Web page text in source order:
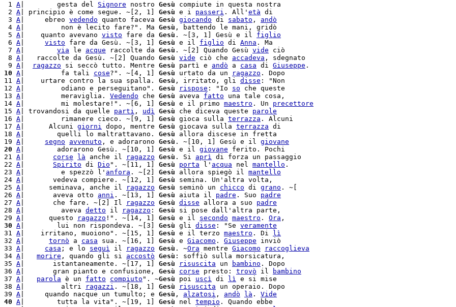
1 A |        gesta del Signore nostro Gesù compiute in questa nostra
2 A | principio è come segue. ~[2, 1] Gesù e i passeri . All' età di
3 A |     ebreo vedendo quanto faceva Gesù giocando di sabato , andò
4 A |         non è lecito fare?". Ma Gesù , battendo le mani, gridò
5 A |    quanto avevano visto fare da Gesù . ~[3, 1] Gesù e il figlio
6 A visto fare da Gesù. ~[3, 1] Gesù e il figlio di Anna . Ma
7 A via le acque raccolte da Gesù . ~[2] Quando Gesù vide ciò
8 A |   raccolte da Gesù. ~[2] Quando Gesù vide ciò che accadeva , sdegnato
9 A ragazzo si seccò tutto. Mentre Gesù partì e andò a casa di Giuseppe
10 A |         fa tali cose?". ~[4, 1] Gesù urtato da un ragazzo . Dopo
11 A |    urtare contro la sua spalla. Gesù , irritato, gli disse : "Non
12 A |         odiano e perseguitano". Gesù rispose : "Io so che queste
13 A |         meraviglia. Vedendo che Gesù aveva fatto una tale cosa,
14 A |         mi molestare!". ~[6, 1] Gesù e il primo maestro . Un precettore
15 A | trovandosi da quelle parti , udì Gesù che diceva queste parole
16 A |         rimanere cieco. ~[9, 1] Gesù gioca sulla terrazza . Alcuni
17 A |      Alcuni giorni dopo, mentre Gesù giocava sulla terrazza di
18 A |        quelli lo maltrattavano. Gesù allora discese in fretta
19 A segno avvenuto , e adorarono Gesù . ~[10, 1] Gesù e il giovane
20 A |        adorarono Gesù. ~[10, 1] Gesù e il giovane ferito. Pochi
21 A corse là anche il ragazzo Gesù . Si aprì di forza un passaggio
22 A Spirito di Dio ". ~[11, 1] Gesù porta l' acqua nel mantello .
23 A |         e spezzò l' anfora . ~[2] Gesù allora spiegò il mantello
24 A |       vedeva compiere. ~[12, 1] Gesù semina. Un'altra volta,
25 A |      seminava, anche il ragazzo Gesù seminò un chicco di grano . ~[
26 A |       aveva otto anni . ~[13, 1] Gesù aiuta il padre . Suo padre
27 A |       che fare. ~[2] Il ragazzo Gesù disse allora a suo padre
28 A |         aveva detto il ragazzo : Gesù si pose dall'altra parte,
29 A |      questo ragazzo !". ~[14, 1] Gesù e il secondo maestro . Ora
30 A |        lui non rispondeva. ~[3] Gesù gli disse : "Se veramente
31 A |    irritano, muoiono". ~[15, 1] Gesù e il terzo maestro . Di
lì
32 A tornò a casa sua. ~[16, 1] Gesù e Giacomo . Giuseppe inviò
33 A casa ; e lo seguì il ragazzo Gesù . ~Ora mentre Giacomo
raccoglieva
34 A morire , quando gli si accostò Gesù : soffiò sulla morsicatura,
35 A |       istantaneamente. ~[17, 1] Gesù risuscita un bambino . Dopo
36 A |       gran pianto e confusione, Gesù corse presto: trovò il
bambino
37 A parola è un fatto compiuto ". ~Gesù poi uscì di lì e si mise
38 A |         altri ragazzi . ~[18, 1] Gesù risuscita un operaio. Dopo
39 A |     quando nacque un tumulto; e Gesù , alzatosi , andò là . Vide
40 A |        tutta la vita". ~[19, 1] Gesù nel tempio . Quando ebbe